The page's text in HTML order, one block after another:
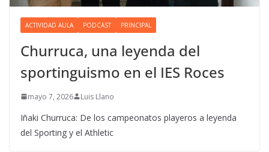
ACTIVIDAD AULA PODCAST PRINCIPAL
Churruca, una leyenda del
sportinguismo en el IES Roces
mayo 7, 2026 Luis Llano
Iñaki Churruca: De los campeonatos playeros a leyenda
del Sporting y el Athletic